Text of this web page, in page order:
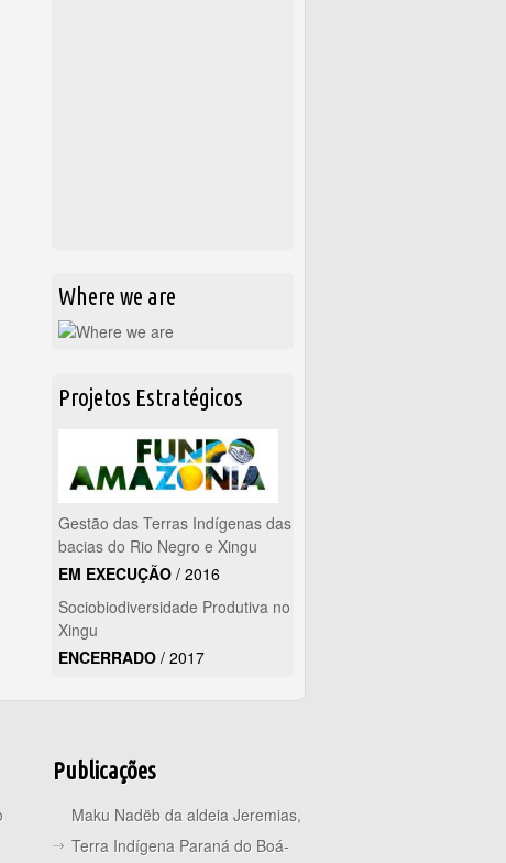
Where we are
Projetos Estratégicos
Gestão das Terras Indígenas das
bacias do Rio Negro e Xingu
EM EXECUÇÃO / 2016
Sociobiodiversidade Produtiva no
Xingu
ENCERRADO / 2017
Publicações
Maku Nadëb da aldeia Jeremias,
Terra Indígena Paraná do Boá-